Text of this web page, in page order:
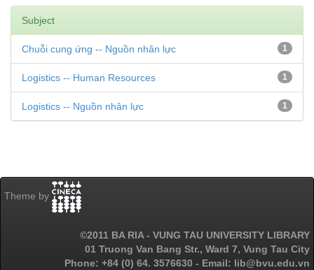
Subject
1
Chuỗi cung ứng -- Nguồn nhân lực
1
Logistics -- Human Resources
1
Logistics -- Nguồn nhân lực
Theme by
©2011 BA RIA - VUNG TAU UNIVERSITY LIBRARY
01 Truong Van Bang Str., Ward 7, Vung Tau City
Phone: +84 (0) 64. 3576630 - Email: lib@bvu.edu.vn